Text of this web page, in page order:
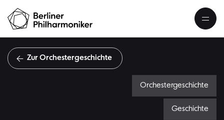
Zur Orchestergeschichte
Orchestergeschichte
Geschichte